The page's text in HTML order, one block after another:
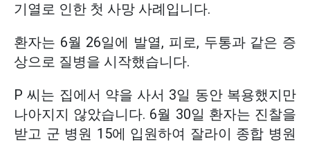
기열로 인한 첫 사망 사례입니다.
환자는 6월 26일에 발열, 피로, 두통과 같은 증
상으로 질병을 시작했습니다.
P 씨는 집에서 약을 사서 3일 동안 복용했지만
나아지지 않았습니다. 6월 30일 환자는 진찰을
받고 군 병원 15에 입원하여 잘라이 종합 병원